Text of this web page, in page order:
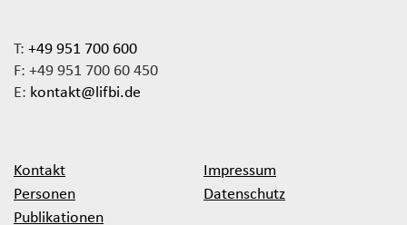
T: +49 951 700 600
F: +49 951 700 60 450
E: kontakt@lifbi.de
Kontakt
Personen
Publikationen
Impressum
Datenschutz